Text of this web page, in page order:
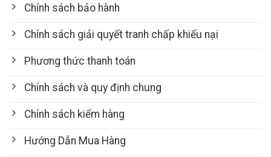
Chính sách bảo hành
Chính sách giải quyết tranh chấp khiếu nại
Phương thức thanh toán
Chính sách và quy định chung
Chính sách kiểm hàng
Hướng Dẫn Mua Hàng